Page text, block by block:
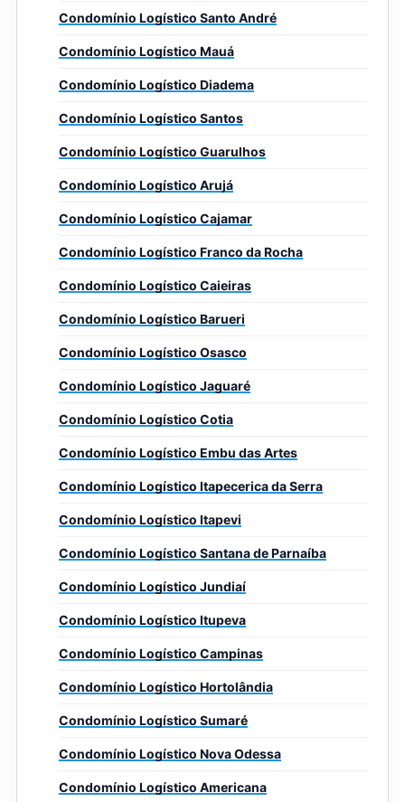
Condomínio Logístico Santo André
Condomínio Logístico Mauá
Condomínio Logístico Diadema
Condomínio Logístico Santos
Condomínio Logístico Guarulhos
Condomínio Logístico Arujá
Condomínio Logístico Cajamar
Condomínio Logístico Franco da Rocha
Condomínio Logístico Caieiras
Condomínio Logístico Barueri
Condomínio Logístico Osasco
Condomínio Logístico Jaguaré
Condomínio Logístico Cotia
Condomínio Logístico Embu das Artes
Condomínio Logístico Itapecerica da Serra
Condomínio Logístico Itapevi
Condomínio Logístico Santana de Parnaíba
Condomínio Logístico Jundiaí
Condomínio Logístico Itupeva
Condomínio Logístico Campinas
Condomínio Logístico Hortolândia
Condomínio Logístico Sumaré
Condomínio Logístico Nova Odessa
Condomínio Logístico Americana